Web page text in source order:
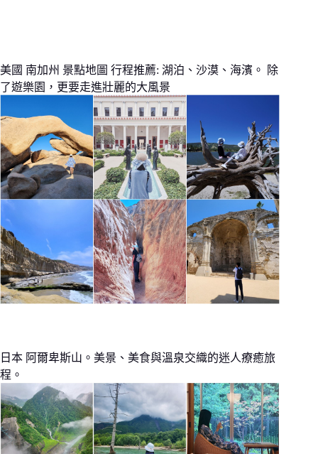
美國 南加州 景點地圖 行程推薦: 湖泊、沙漠、海濱。 除
了遊樂園，更要走進壯麗的大風景
日本 阿爾卑斯山。美景、美食與溫泉交織的迷人療癒旅
程。